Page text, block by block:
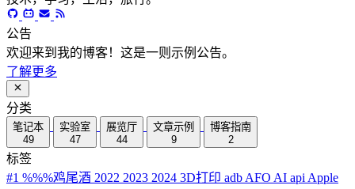
公告
欢迎来到我的博客！这是一则示例公告。
了解更多
分类
笔记本
49
实验室
47
展览厅
44
文章示例
9
博客指南
2
标签
#1 %%%鸡尾酒 2022 2023 2024 3D打印 adb AFO AI api Apple